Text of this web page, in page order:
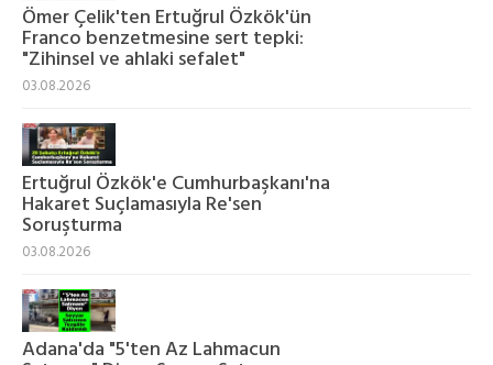
Ömer Çelik'ten Ertuğrul Özkök'ün
Franco benzetmesine sert tepki:
"Zihinsel ve ahlaki sefalet"
03.08.2026
Ertuğrul Özkök'e Cumhurbaşkanı'na
Hakaret Suçlamasıyla Re'sen
Soruşturma
03.08.2026
Adana'da "5'ten Az Lahmacun